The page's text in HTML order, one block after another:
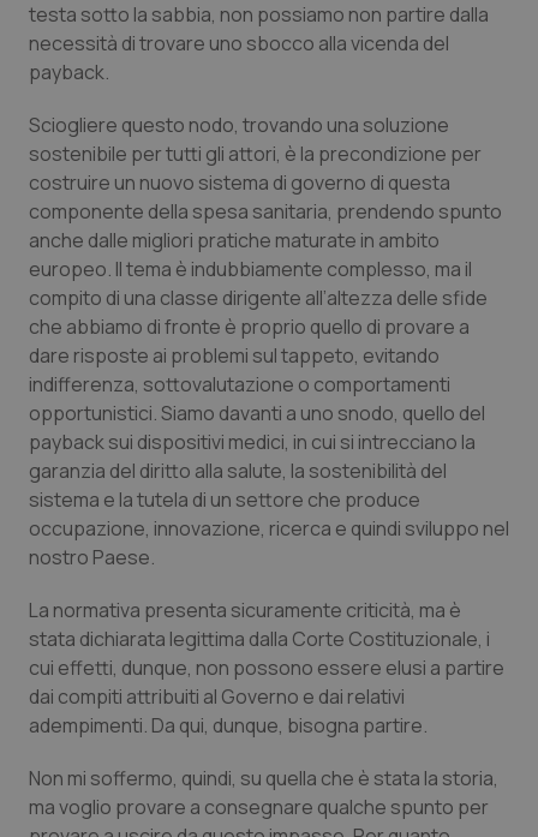
Abruzzo
Calabria
Campania
Emilia-Romagna
Friuli Venezia Giulia
Lazio
Liguria
Lombardia
Marche
Molise
Piemonte
Provincia Autonoma di Bolzano
QS Pro Gold
Asma & BPCO
Car-T
Colesterolo & coronaropatie
Dermatite Atopica
Diabete & glucometri
Disturbi dell’umore
Dolore
Donna & Salute
Epatiti
HIV
Infezioni & Febbre
QS Club
testa sotto la sabbia, non possiamo non partire dalla
necessità di trovare uno sbocco alla vicenda del
payback.
Sciogliere questo nodo, trovando una soluzione
sostenibile per tutti gli attori, è la precondizione per
costruire un nuovo sistema di governo di questa
componente della spesa sanitaria, prendendo spunto
anche dalle migliori pratiche maturate in ambito
europeo. Il tema è indubbiamente complesso, ma il
compito di una classe dirigente all’altezza delle sfide
che abbiamo di fronte è proprio quello di provare a
dare risposte ai problemi sul tappeto, evitando
indifferenza, sottovalutazione o comportamenti
opportunistici. Siamo davanti a uno snodo, quello del
payback sui dispositivi medici, in cui si intrecciano la
garanzia del diritto alla salute, la sostenibilità del
sistema e la tutela di un settore che produce
occupazione, innovazione, ricerca e quindi sviluppo nel
nostro Paese.
La normativa presenta sicuramente criticità, ma è
stata dichiarata legittima dalla Corte Costituzionale, i
cui effetti, dunque, non possono essere elusi a partire
dai compiti attribuiti al Governo e dai relativi
adempimenti. Da qui, dunque, bisogna partire.
Non mi soffermo, quindi, su quella che è stata la storia,
ma voglio provare a consegnare qualche spunto per